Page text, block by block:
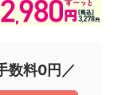
数料0円／